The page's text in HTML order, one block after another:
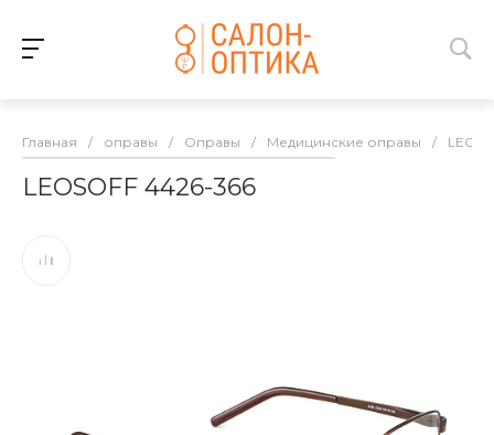
Главная / оправы / Оправы / Медицинские оправы /
LEOSOFF 4426-366